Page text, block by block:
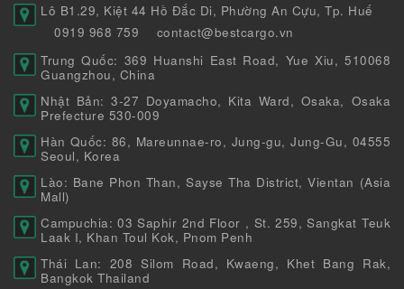
Lô B1.29, Kiệt 44 Hồ Đắc Di, Phường An Cựu, Tp. Huế
0919 968 759
contact@bestcargo.vn
Trung Quốc: 369 Huanshi East Road, Yue Xiu, 510068
Guangzhou, China
Nhật Bản: 3-27 Doyamacho, Kita Ward, Osaka, Osaka
Prefecture 530-009
Hàn Quốc: 86, Mareunnae-ro, Jung-gu, Jung-Gu, 04555
Seoul, Korea
Lào: Bane Phon Than, Sayse Tha District, Vientan (Asia
Mall)
Campuchia: 03 Saphir 2nd Floor , St. 259, Sangkat Teuk
Laak I, Khan Toul Kok, Pnom Penh
Thái Lan: 208 Silom Road, Kwaeng, Khet Bang Rak,
Bangkok Thailand